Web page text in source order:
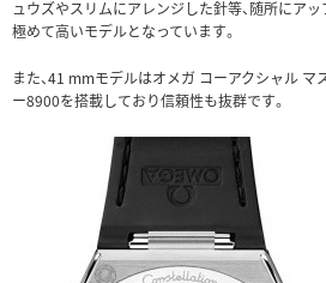
ュウズやスリムにアレンジした針等、随所にア
極めて高いモデルとなっています。
また、41 mmモデルはオメガ コーアクシャル
ー8900を搭載しており信頼性も抜群です。